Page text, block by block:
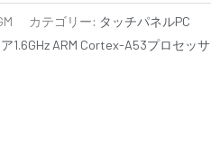
カテゴリー: タッチパネルPC
1.6GHz ARM Cortex-A53プロセッサ